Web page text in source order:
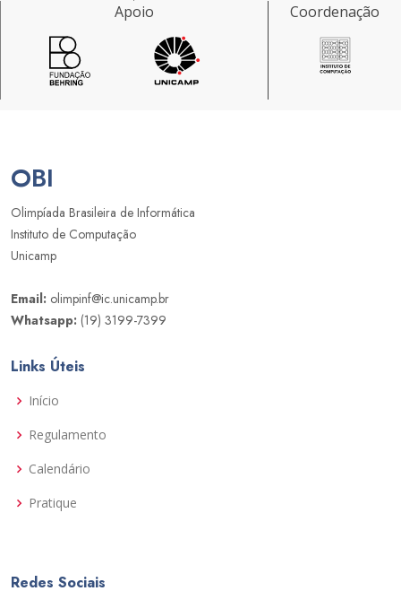
Apoio Coordenação
OBI
Olimpíada Brasileira de Informática
Instituto de Computação
Unicamp
Email: olimpinf@ic.unicamp.br
Whatsapp: (19) 3199-7399
Links Úteis
Início
Regulamento
Calendário
Pratique
Redes Sociais